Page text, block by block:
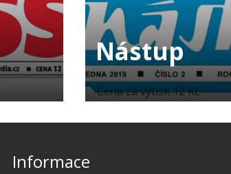
Nástup
Cena za výtisk 12 Kč
Informace